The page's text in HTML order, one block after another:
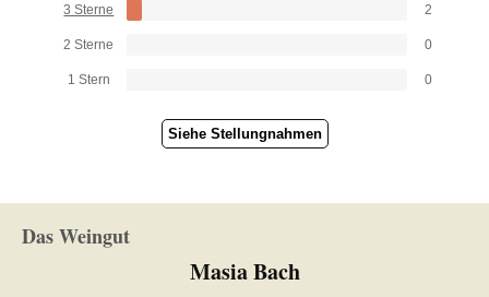
3 Sterne 2
2 Sterne 0
1 Stern 0
Siehe Stellungnahmen
Das Weingut
Masia Bach